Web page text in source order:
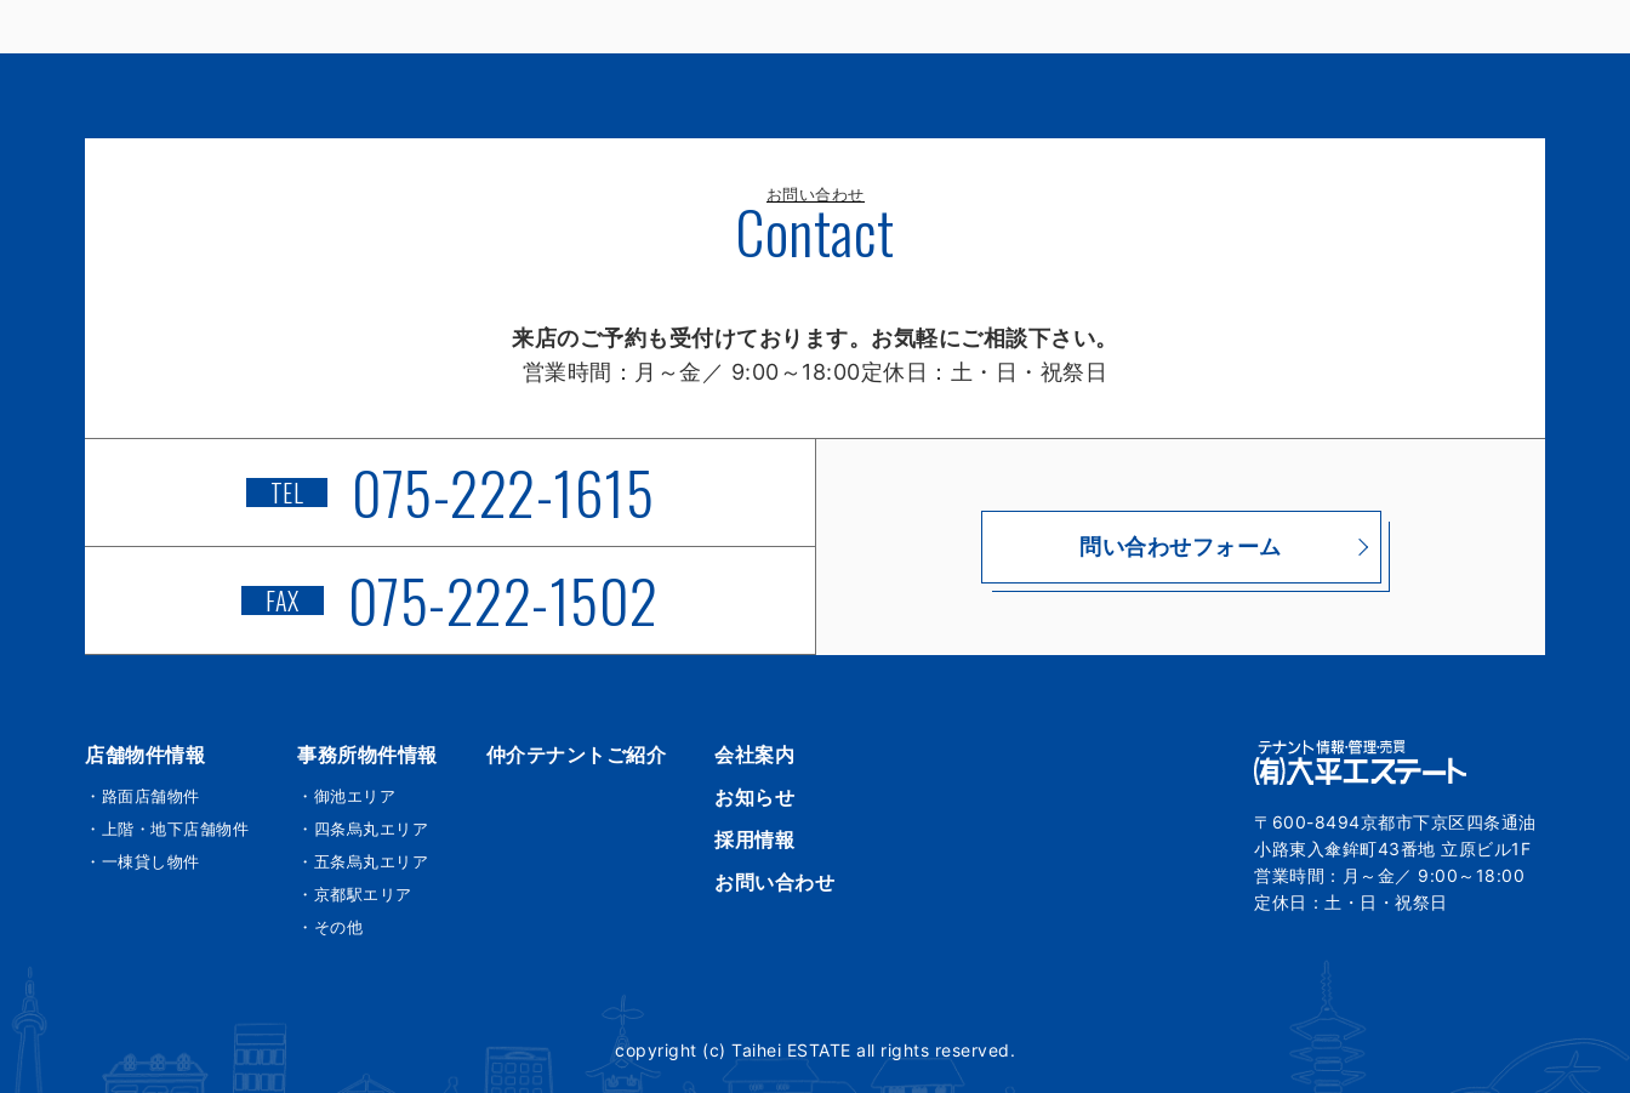
お問い合わせ
Contact
来店のご予約も受付けております。お気軽にご相談下さい。
営業時間： 月～金／ 9:00～18:00定休日： 土・日・祝祭日
TEL 075-222-1615
FAX 075-222-1502
問い合わせフォーム
店舗物件情報
・路面店舗物件
・上階・地下店舗物件
・一棟貸し物件
事務所物件情報
・御池エリア
・四条烏丸エリア
・五条烏丸エリア
・京都駅エリア
・その他
仲介テナントご紹介
会社案内
お知らせ
採用情報
お問い合わせ
〒600-8494京都市下京区四条通油
小路東入傘鉾町43番地 立原ビル1F
営業時間：月～金／ 9:00～18:00
定休日：土・日・祝祭日
copyright (c) Taihei ESTATE all rights reserved.